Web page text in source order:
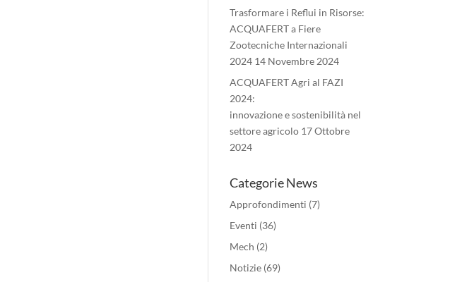
Trasformare i Reflui in Risorse:
ACQUAFERT a Fiere
Zootecniche Internazionali
2024 14 Novembre 2024
ACQUAFERT Agri al FAZI
2024:
innovazione e sostenibilità nel
settore agricolo 17 Ottobre
2024
Categorie News
Approfondimenti (7)
Eventi (36)
Mech (2)
Notizie (69)